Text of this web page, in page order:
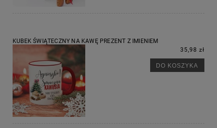
KUBEK ŚWIĄTECZNY NA KAWĘ PREZENT Z IMIENIEM
35,98 zł
DO KOSZYKA